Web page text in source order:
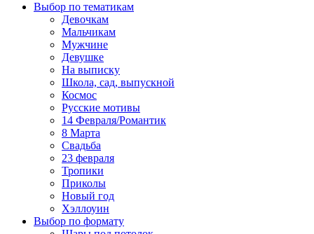
Выбор по тематикам
Девочкам
Мальчикам
Мужчине
Девушке
На выписку
Школа, сад, выпускной
Космос
Русские мотивы
14 Февраля/Романтик
8 Марта
Свадьба
23 февраля
Тропики
Приколы
Новый год
Хэллоуин
Выбор по формату